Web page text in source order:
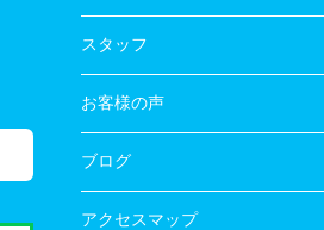
スタッフ
お客様の声
ブログ
アクセスマップ